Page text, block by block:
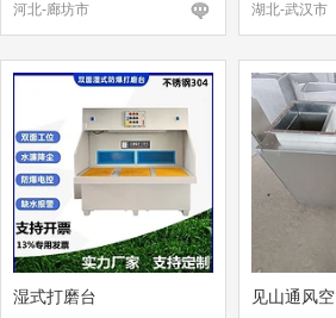
河北-廊坊市
湖北-武汉市
湿式打磨台 见山通风空